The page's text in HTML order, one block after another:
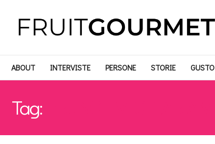
ABOUT INTERVISTE PERSONE STORIE GUSTO
Tag: